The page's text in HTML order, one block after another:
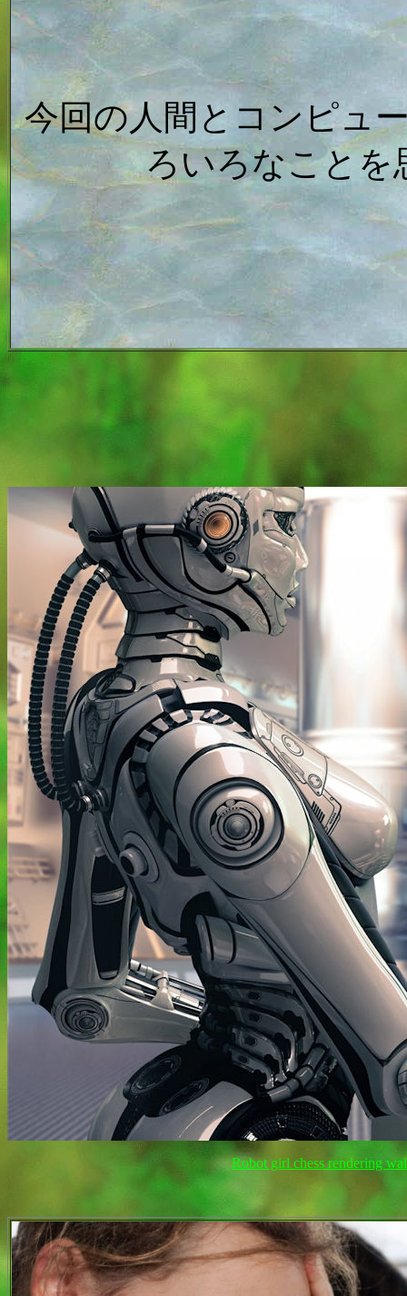
今回の人間とコンピュ
ろいろなことを
Robot girl chess rendering